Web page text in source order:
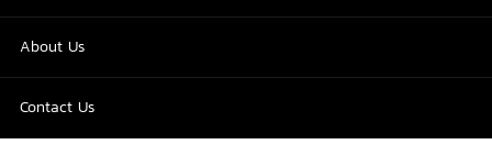
About Us
Contact Us